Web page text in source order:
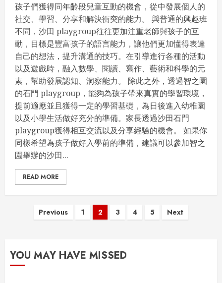
孩子們獲得同年齡段兒童互動的機會，從中發展個人的
社交、學習、分享和解決衝突的能力。 與普通的興趣班
不同，沙田 playgroup往往更加注重老師與孩子的互
動，目標是豐富孩子的語言能力，讓他們更加懂得表達
自己的想法，提升溝通的技巧。在引導進行各種的活動
以及遊戲時，融入數學、閱讀、寫作、藝術和科學的元
素，幫助發展認知、洞察能力。 除此之外，透過智之園
的石門 playgroup，能夠為孩子帶來真實的學習環境，
提前適應並且獲得一定的學習基礎，為日後進入幼稚園
以及小學生活做好充分的準備。家長透過沙田石門
playgroup獲得相互交流以及分享經驗的機會。 如果你
同樣希望為孩子做好入學前的準備，建議可以參加智之
園舉辦的沙田...
READ MORE
Posts
Previous 1 2 3 4 5 Next
YOU MAY HAVE MISSED